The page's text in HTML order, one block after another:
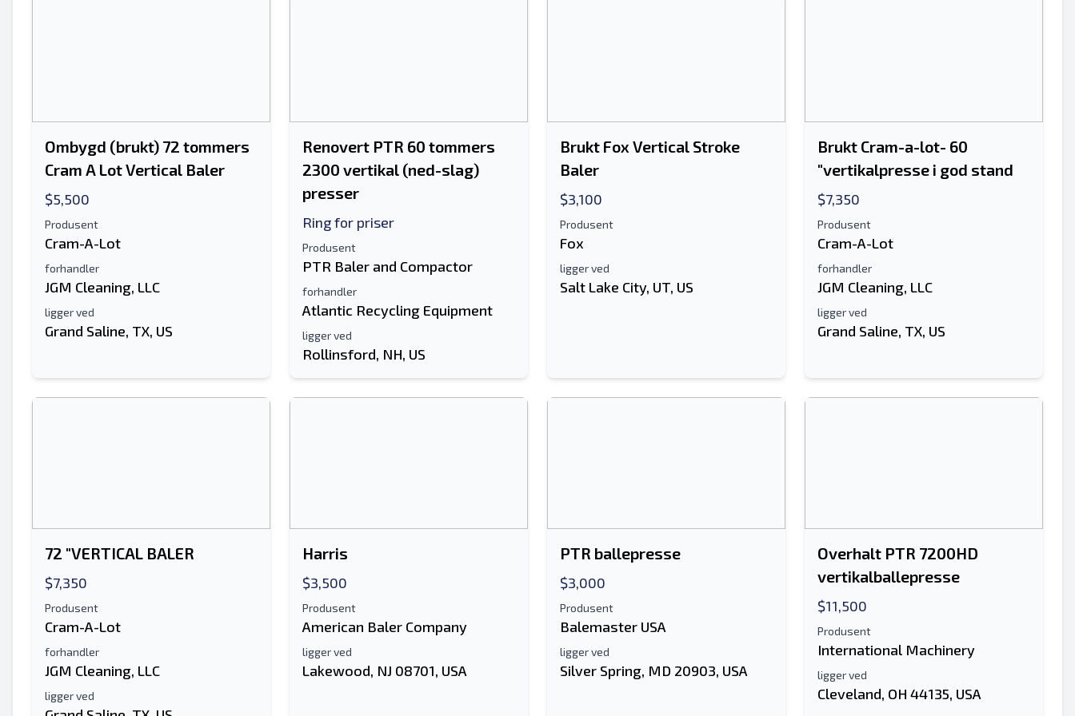
Ombygd (brukt) 72 tommers
Cram A Lot Vertical Baler
$5,500
Produsent
Cram-A-Lot
forhandler
JGM Cleaning, LLC
ligger ved
Grand Saline, TX, US
Renovert PTR 60 tommers
2300 vertikal (ned-slag)
presser
Ring for priser
Produsent
PTR Baler and Compactor
forhandler
Atlantic Recycling Equipment
ligger ved
Rollinsford, NH, US
Brukt Fox Vertical Stroke
Baler
$3,100
Produsent
Fox
ligger ved
Salt Lake City, UT, US
Brukt Cram-a-lot- 60
"vertikalpresse i god stand
$7,350
Produsent
Cram-A-Lot
forhandler
JGM Cleaning, LLC
ligger ved
Grand Saline, TX, US
72 "VERTICAL BALER
$7,350
Produsent
Cram-A-Lot
forhandler
JGM Cleaning, LLC
ligger ved
Harris
$3,500
Produsent
American Baler Company
ligger ved
Lakewood, NJ 08701, USA
PTR ballepresse
$3,000
Produsent
Balemaster USA
ligger ved
Silver Spring, MD 20903, USA
Overhalt PTR 7200HD
vertikalballepresse
$11,500
Produsent
International Machinery
ligger ved
Cleveland, OH 44135, USA